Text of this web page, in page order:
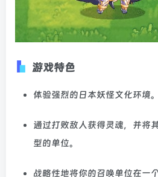
游戏特色
体验强烈的日本妖怪文化环境。
通过打败敌人获得灵魂，并将
型的单位。
战略性地将你的召唤单位在一